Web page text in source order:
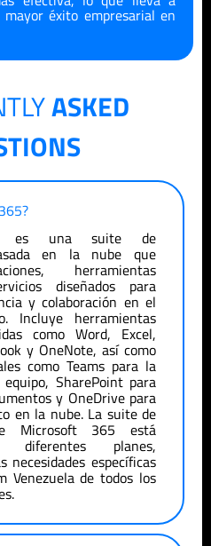
éxito empresarial en
ASKED
es una suite de
en la nube que
, herramientas
diseñados para
y colaboración en el
Incluye herramientas
como Word, Excel,
y OneNote, así como
como Teams para la
SharePoint para
y OneDrive para
en la nube. La suite de
Microsoft 365 está
diferentes planes,
necesidades específicas
Venezuelade todos los